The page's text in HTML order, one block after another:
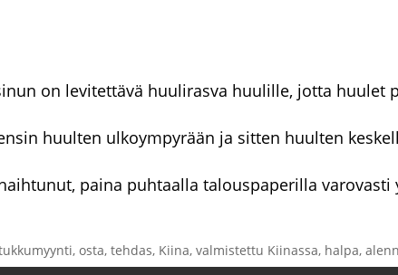
on levitettävä huulirasva huulille, jotta huulet
huulten ulkoympyrään ja sitten huulten
paina puhtaalla talouspaperilla
osta, tehdas, Kiina, valmistettu Kiinassa, halpa,